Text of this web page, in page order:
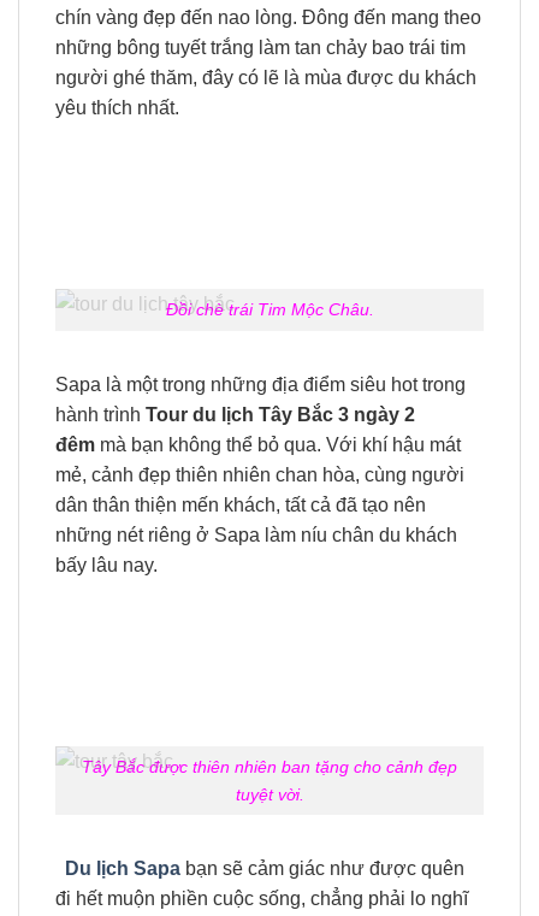
chín vàng đẹp đến nao lòng. Đông đến mang theo
những bông tuyết trắng làm tan chảy bao trái tim
người ghé thăm, đây có lẽ là mùa được du khách
yêu thích nhất.
Đồi chè trái Tim Mộc Châu.
Sapa là một trong những địa điểm siêu hot trong
hành trình Tour du lịch Tây Bắc 3 ngày 2
đêm mà bạn không thể bỏ qua. Với khí hậu mát
mẻ, cảnh đẹp thiên nhiên chan hòa, cùng người
dân thân thiện mến khách, tất cả đã tạo nên
những nét riêng ở Sapa làm níu chân du khách
bấy lâu nay.
Tây Bắc được thiên nhiên ban tặng cho cảnh đẹp
tuyệt vời.
Du lịch Sapa bạn sẽ cảm giác như được quên
đi hết muộn phiền cuộc sống, chẳng phải lo nghĩ